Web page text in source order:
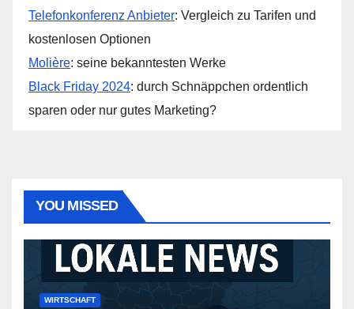
Telefonkonferenz Anbieter: Vergleich zu Tarifen und
kostenlosen Optionen
Molière: seine bekanntesten Werke
Black Friday 2024: durch Schnäppchen ordentlich
sparen oder nur gutes Marketing?
YOU MISSED
WIRTSCHAFT